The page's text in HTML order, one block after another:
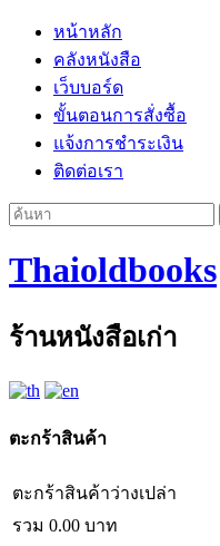
หน้าหลัก
คลังหนังสือ
เว็บบอร์ด
ขั้นตอนการสั่งซื้อ
แจ้งการชำระเงิน
ติดต่อเรา
Thaioldbooks
ร้านหนังสือเก่า
ตะกร้าสินค้า
ตะกร้าสินค้าว่างเปล่า
รวม 0.00 บาท